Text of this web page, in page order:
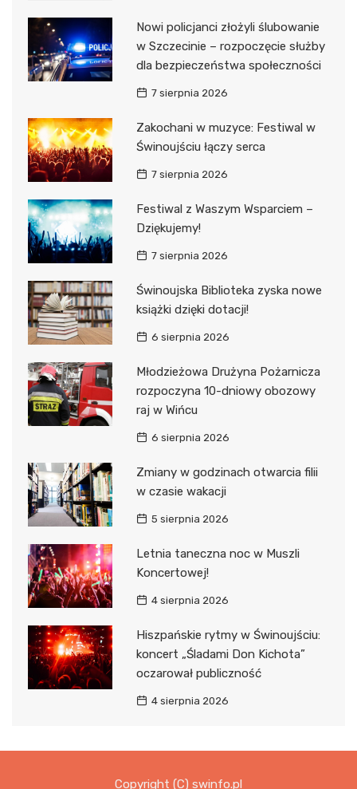
Nowi policjanci złożyli ślubowanie
w Szczecinie – rozpoczęcie służby
dla bezpieczeństwa społeczności
7 sierpnia 2026
Zakochani w muzyce: Festiwal w
Świnoujściu łączy serca
7 sierpnia 2026
Festiwal z Waszym Wsparciem –
Dziękujemy!
7 sierpnia 2026
Świnoujska Biblioteka zyska nowe
książki dzięki dotacji!
6 sierpnia 2026
Młodzieżowa Drużyna Pożarnicza
rozpoczyna 10-dniowy obozowy
raj w Wińcu
6 sierpnia 2026
Zmiany w godzinach otwarcia filii
w czasie wakacji
5 sierpnia 2026
Letnia taneczna noc w Muszli
Koncertowej!
4 sierpnia 2026
Hiszpańskie rytmy w Świnoujściu:
koncert „Śladami Don Kichota”
oczarował publiczność
4 sierpnia 2026
Copyright (C) swinfo.pl